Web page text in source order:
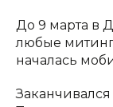
До 9 марта в
любые
началась